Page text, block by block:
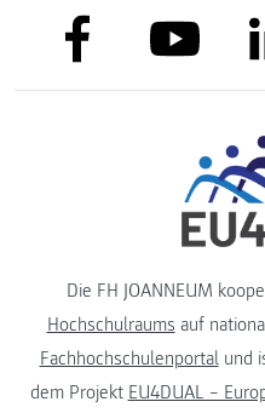
link to facebooklink to
Die FH JOANNEUM
Hochschulraums auf
Fachhochschulenportalund
dem Projekt EU4DUAL –